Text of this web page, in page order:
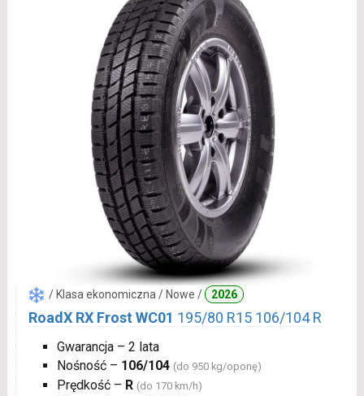
/ Klasa ekonomiczna / Nowe / 2026
RoadX RX Frost WC01 195/80 R15 106/104 R
Gwarancja – 2 lata
Nośność – 106/104 (do 950 kg/oponę)
Prędkość – R (do 170 km/h)